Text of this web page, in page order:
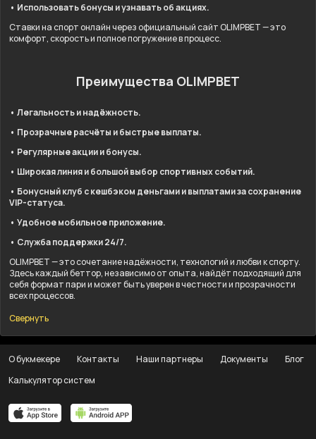
• Использовать бонусы и узнавать об акциях.
Ставки на спорт онлайн через официальный сайт OLIMPBET — это
комфорт, скорость и полное погружение в процесс.
Преимущества OLIMPBET
• Легальность и надёжность.
• Прозрачные расчёты и быстрые выплаты.
• Регулярные акции и бонусы.
• Широкая линия и большой выбор спортивных событий.
• Бонусный клуб с кешбэком деньгами и выплатами за сохранение
VIP-статуса.
• Удобное мобильное приложение.
• Служба поддержки 24/7.
OLIMPBET — это сочетание надёжности, технологий и любви к спорту.
Здесь каждый беттор, независимо от опыта, найдёт подходящий для
себя формат пари и может быть уверен в честности и прозрачности
всех процессов.
Свернуть
О букмекере Контакты Наши партнеры Документы
Блог
Калькулятор систем